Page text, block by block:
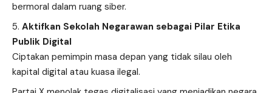
bermoral dalam ruang siber.
Aktifkan Sekolah Negarawan sebagai Pilar Etika
Publik Digital
Ciptakan pemimpin masa depan yang tidak silau oleh
kapital digital atau kuasa ilegal.